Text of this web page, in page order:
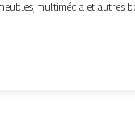
multimédia et autres